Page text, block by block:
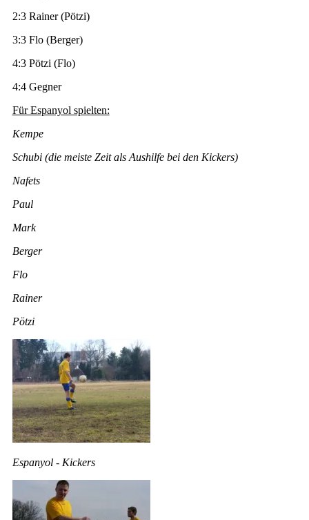
2:3 Rainer (Pötzi)
3:3 Flo (Berger)
4:3 Pötzi (Flo)
4:4 Gegner
Für Espanyol spielten:
Kempe
Schubi (die meiste Zeit als Aushilfe bei den Kickers)
Nafets
Paul
Mark
Berger
Flo
Rainer
Pötzi
Espanyol - Kickers